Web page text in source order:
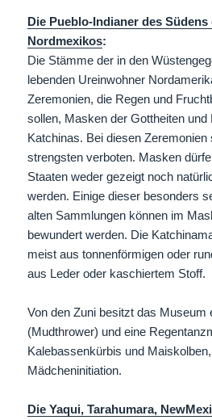
Die Pueblo-Indianer des Südens
Nordmexikos:
Die Stämme der in den
lebenden Ureinwohner
Zeremonien, die Regen und
sollen, Masken der Gottheiten und
Katchinas. Bei diesen Zeremonien
strengsten verboten. Masken
Staaten weder gezeigt noch
werden. Einige dieser besonders
alten Sammlungen können im
bewundert werden. Die
meist aus tonnenförmigen oder
aus Leder oder kaschiertem Stoff.
Von den Zuni besitzt das Museum
(Mudthrower) und eine
Kalebassenkürbis und
Mädcheninitiation.
Die Yaqui, Tarahumara,